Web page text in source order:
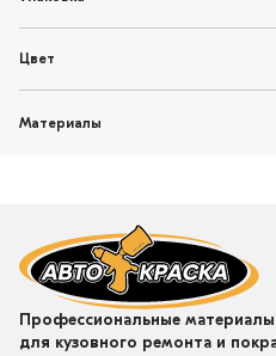
Цвет
Материалы
Профессиональные материалы
для кузовного ремонта и